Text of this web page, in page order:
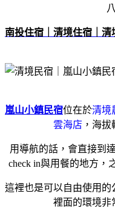
南投住宿｜清境住宿｜
嵐山小鎮民宿位在於清境
雲海店 ，海
用導航的話，會直接到達
check in與用餐的地方，
這裡也是可以自由使用的
裡面的環境非